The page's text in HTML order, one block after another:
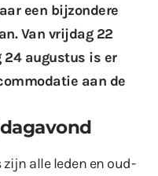
een bijzondere
Van vrijdag 22
24 augustus is er
aan de
alle leden en oud-